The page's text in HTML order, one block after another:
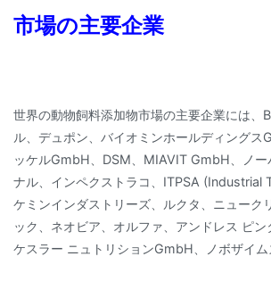
市場の主要企業
世界の動物飼料添加物市場の主要企業には、
ル、デュポン、バイオミンホールディングス
ッケルGmbH、DSM、MIAVIT GmbH、ノー
ナル、インペクストラコ、ITPSA (Industrial
ケミンインダストリーズ、ルクタ、ニューク
ック、ネオビア、オルファ、アンドレス ピン
ケスラー ニュトリションGmbH、ノボザイム